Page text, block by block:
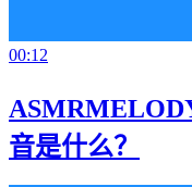
00:12
音是什么？